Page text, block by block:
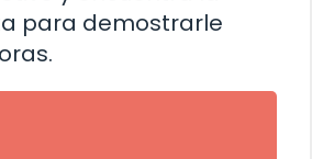
para demostrarle